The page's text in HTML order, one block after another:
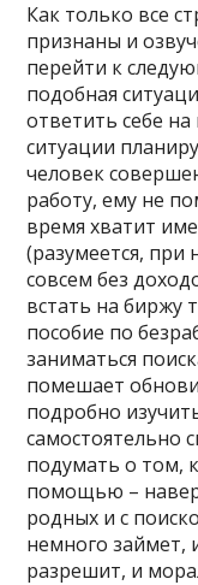
Как только все
признаны и
перейти к
подобная
ответить себе
ситуации
человек
работу, ему не
время хватит
(разумеется,
совсем без
встать на биржу
пособие по
заниматься
помешает
подробно
самостоятельно
подумать о том,
помощью –
родных и с
немного займет,
разрешит, и